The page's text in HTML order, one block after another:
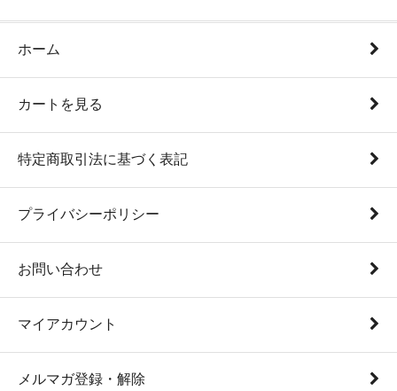
ホーム
カートを見る
特定商取引法に基づく表記
プライバシーポリシー
お問い合わせ
マイアカウント
メルマガ登録・解除